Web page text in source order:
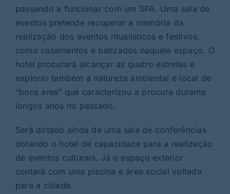
passando a funcionar com um SPA. Uma sala de
eventos pretende recuperar a memória da
realização dos eventos ritualísticos e festivos,
como casamentos e batizados naquele espaço. O
hotel procurará alcançar as quatro estrelas e
explorar também a natureza ambiental e local de
“bons ares” que caracterizou a procura durante
longos anos no passado.
Será dotado ainda de uma sala de conferências
dotando o hotel de capacidade para a realização
de eventos culturais. Já o espaço exterior
contará com uma piscina e área social voltada
para a cidade.